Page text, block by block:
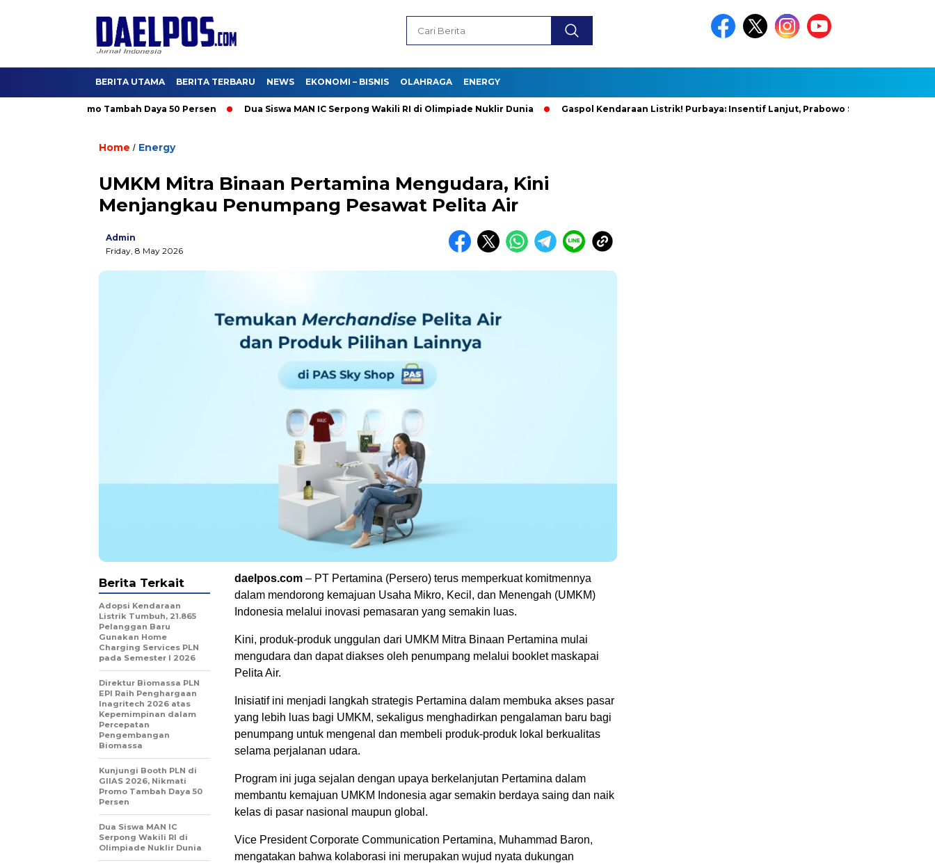
BERITA UTAMA BERITA TERBARU NEWS EKONOMI – BISNIS OLAHRAGA ENERGY
Promo Tambah Daya 50 Persen Dua Siswa MAN IC Serpong Wakili RI di Olimpiade Nuklir Dunia Gaspol Kendaraan Listrik! Purbaya: Insentif Lanjut, Prabowo Siapkan Stimulus Baru
Home / Energy
UMKM Mitra Binaan Pertamina Mengudara, Kini
Menjangkau Penumpang Pesawat Pelita Air
Admin
Friday, 8 May 2026
daelpos.com – PT Pertamina (Persero) terus memperkuat komitmennya
dalam mendorong kemajuan Usaha Mikro, Kecil, dan Menengah (UMKM)
Indonesia melalui inovasi pemasaran yang semakin luas.
Kini, produk-produk unggulan dari UMKM Mitra Binaan Pertamina mulai
mengudara dan dapat diakses oleh penumpang melalui booklet maskapai
Pelita Air.
Inisiatif ini menjadi langkah strategis Pertamina dalam membuka akses pasar
yang lebih luas bagi UMKM, sekaligus menghadirkan pengalaman baru bagi
penumpang untuk mengenal dan membeli produk-produk lokal berkualitas
selama perjalanan udara.
Program ini juga sejalan dengan upaya berkelanjutan Pertamina dalam
membantu kemajuan UMKM Indonesia agar semakin berdaya saing dan naik
kelas di pasar nasional maupun global.
Vice President Corporate Communication Pertamina, Muhammad Baron,
mengatakan bahwa kolaborasi ini merupakan wujud nyata dukungan
Berita Terkait
Adopsi Kendaraan
Listrik Tumbuh, 21.865
Pelanggan Baru
Gunakan Home
Charging Services PLN
pada Semester I 2026
Direktur Biomassa PLN
EPI Raih Penghargaan
Inagritech 2026 atas
Kepemimpinan dalam
Percepatan
Pengembangan
Biomassa
Kunjungi Booth PLN di
GIIAS 2026, Nikmati
Promo Tambah Daya 50
Persen
Dua Siswa MAN IC
Serpong Wakili RI di
Olimpiade Nuklir Dunia